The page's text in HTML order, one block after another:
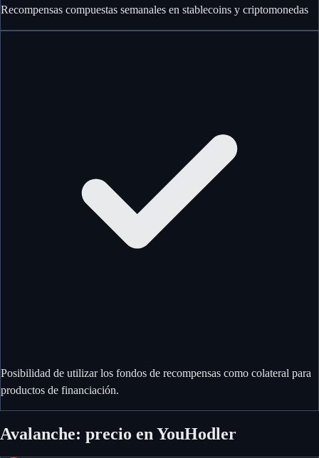
Recompensas compuestas semanales en stablecoins y criptomonedas
Posibilidad de utilizar los fondos de recompensas como colateral para
productos de financiación.
Avalanche: precio en YouHodler